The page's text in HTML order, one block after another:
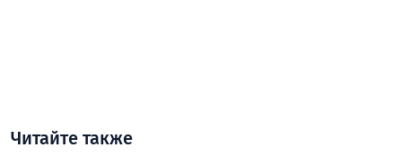
Читайте также